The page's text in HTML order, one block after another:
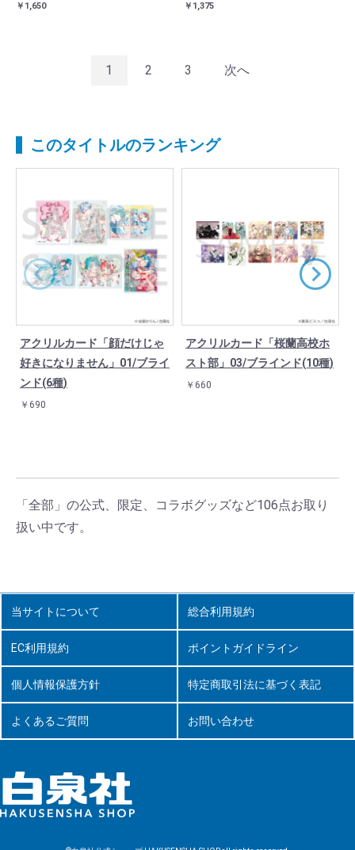
￥1,650 ￥1,375
1 2 3 次へ
このタイトルのランキング
アクリルカード「顔だけじゃ
好きになりません」01/ブライ
ンド(6種)
￥690
アクリルカード「桜蘭高校ホ
スト部」03/ブラインド(10種)
￥660
「全部」の公式、限定、コラボグッズなど106点お取り
扱い中です。
当サイトについて 総合利用規約
EC利用規約 ポイントガイドライン
個人情報保護方針 特定商取引法に基づく表記
よくあるご質問 お問い合わせ